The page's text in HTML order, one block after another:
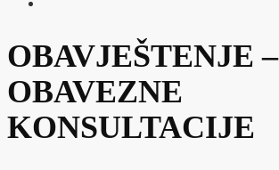
OBAVJEŠTENJE –
OBAVEZNE
KONSULTACIJE